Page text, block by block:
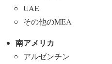
UAE
その他のMEA
南アメリカ
アルゼンチン